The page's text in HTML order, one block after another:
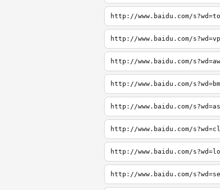
http://www.baidu.com/
http://www.baidu.com/
http://www.baidu.com/
http://www.baidu.com/
http://www.baidu.com/
http://www.baidu.com/
http://www.baidu.com/
http://www.baidu.com/